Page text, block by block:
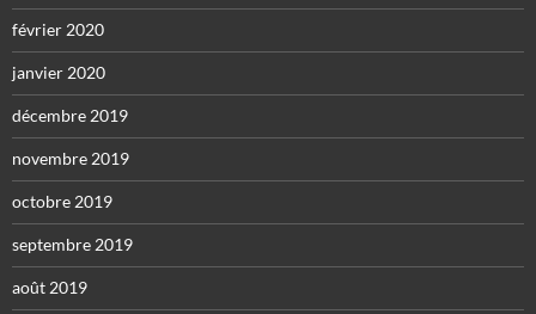
février 2020
janvier 2020
décembre 2019
novembre 2019
octobre 2019
septembre 2019
août 2019